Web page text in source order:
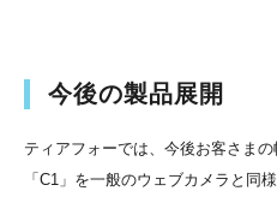
今後の製品展開
ティアフォーでは、今後お客さま
「C1」を一般のウェブカメラと同